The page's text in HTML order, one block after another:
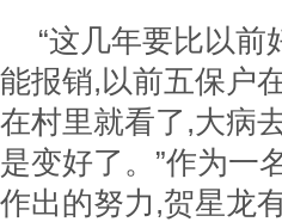
“这几年要比以
能报销,以前五保户
在村里就看了,大病
是变好了。”作为一
作出的努力,贺星龙